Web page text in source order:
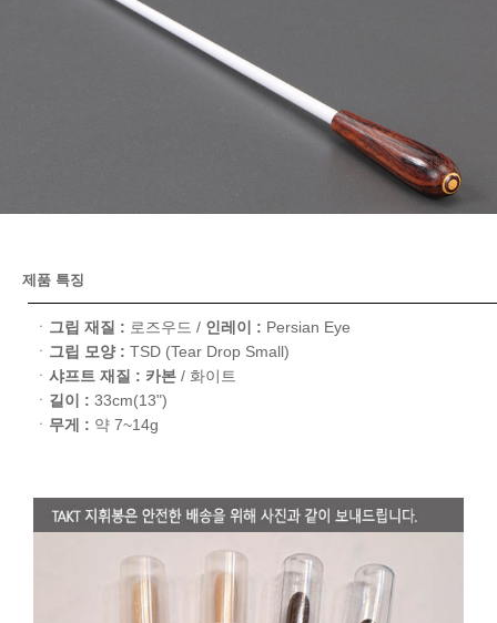
제품 특징
ㆍ 그립 재질 : 로즈우드 / 인레이 : Persian Eye
ㆍ 그립 모양 : TSD (Tear Drop Small)
ㆍ 샤프트 재질 : 카본 / 화이트
ㆍ 길이 : 33cm(13")
ㆍ 무게 : 약 7~14g